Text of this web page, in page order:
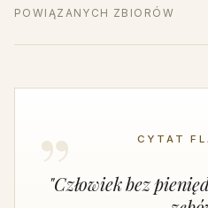
POWIĄZANYCH ZBIORÓW
CYTAT
"Człowiek bez